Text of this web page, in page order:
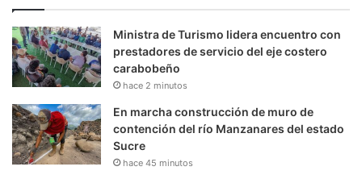
Ministra de Turismo lidera encuentro con
prestadores de servicio del eje costero
carabobeño
hace 2 minutos
En marcha construcción de muro de
contención del río Manzanares del estado
Sucre
hace 45 minutos